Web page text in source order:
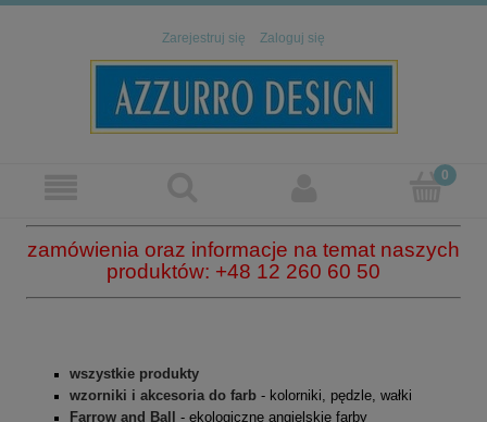
Zarejestruj się Zaloguj się
zamówienia oraz informacje na temat naszych
produktów: +48 12 260 60 50
wszystkie produkty
wzorniki i akcesoria do farb - kolorniki, pędzle, wałki
Farrow and Ball
- ekologiczne angielskie farby